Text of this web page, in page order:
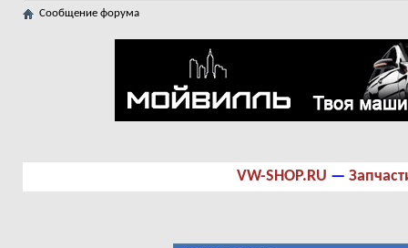
Сообщение форума
VW-SHOP.RU —